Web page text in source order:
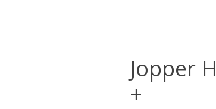
Jopper
+